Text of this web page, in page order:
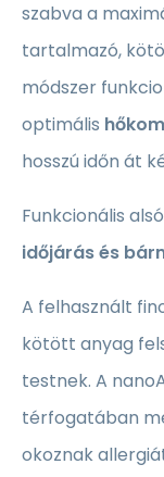
szabva a
tartalmazó,
módszer
optimális
hosszú időn át
Funkcionális
időjárás és
A felhasznált
kötött anyag
testnek. A
térfogatában
okoznak